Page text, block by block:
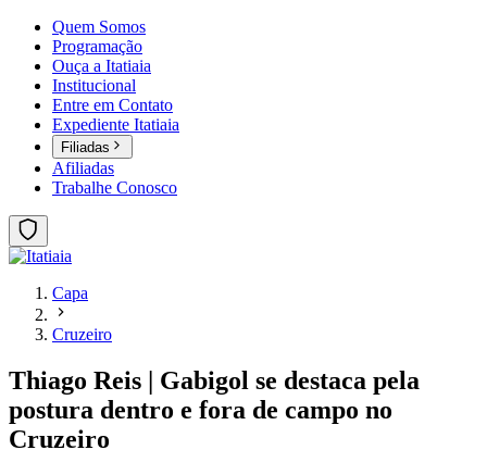
Quem Somos
Programação
Ouça a Itatiaia
Institucional
Entre em Contato
Expediente Itatiaia
Filiadas
Afiliadas
Trabalhe Conosco
Capa
Cruzeiro
Thiago Reis | Gabigol se destaca pela
postura dentro e fora de campo no
Cruzeiro